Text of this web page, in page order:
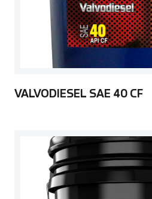
VALVODIESEL SAE 40 CF